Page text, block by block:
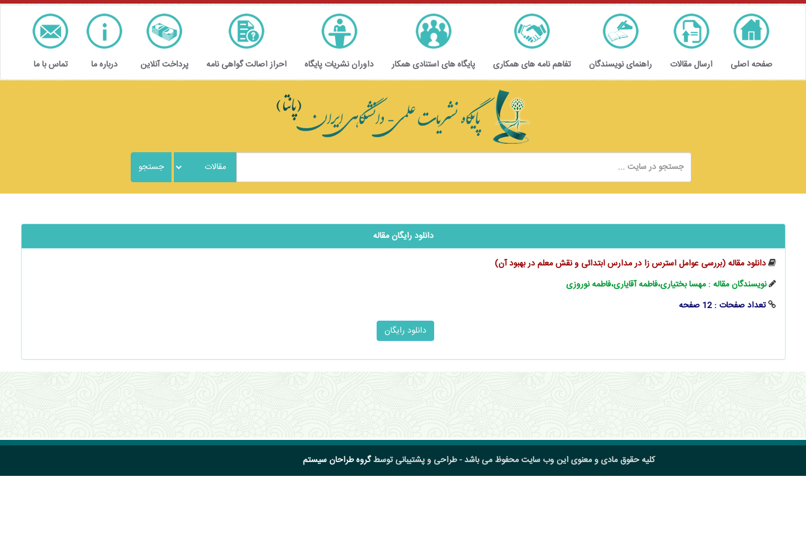
صفحه اصلی ارسال مقالات راهنمای نویسندگان تفاهم نامه های همکاری پایگاه های استنادی همکار داوران نشریات پایگاه احراز اصالت گواهی نامه پرداخت آنلاین درباره ما تماس با ما
دانلود رایگان مقاله
دانلود مقاله (بررسی عوامل ‌‌‌‌‌استرس ‌زا در مدارس ابتدائی و نقش معلم در بهبود آن)
نویسندگان مقاله : مهسا بختیاری،فاطمه آقایاری،فاطمه نوروزی
تعداد صفحات : 12 صفحه
کلیه حقوق مادی و معنوی این وب سایت محفوظ می باشد - طراحی و پشتیبانی توسطگروه طراحان سیستم